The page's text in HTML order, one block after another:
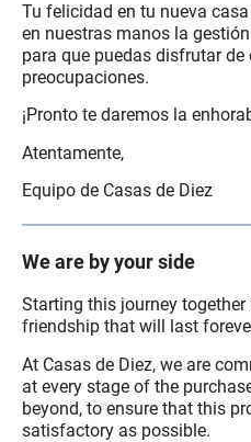
Tu felicidad en tu nueva
en nuestras manos la
para que puedas disfrutar
preocupaciones.
¡Pronto te daremos la
Atentamente,
Equipo de Casas de Diez
We are by your side
Starting this journey
friendship that will last
At Casas de Diez, we are
at every stage of the
beyond, to ensure that this
satisfactory as possible.